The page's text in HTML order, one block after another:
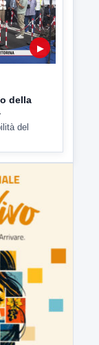
industriale
della
del